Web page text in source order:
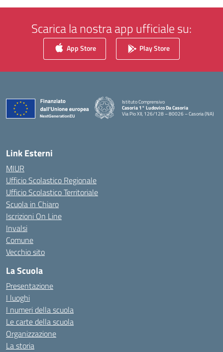
Scarica la nostra app ufficiale su:
App Store Play Store
Istituto Comprensivo
Casoria 1° Ludovico Da Casoria
Via Pio XII, 126/128 – 80026 – Casoria (NA)
Link Esterni
MIUR
Ufficio Scolastico Regionale
Ufficio Scolastico Territoriale
Scuola in Chiaro
Iscrizioni On Line
Invalsi
Comune
Vecchio sito
La Scuola
Presentazione
I luoghi
I numeri della scuola
Le carte della scuola
Organizzazione
La storia